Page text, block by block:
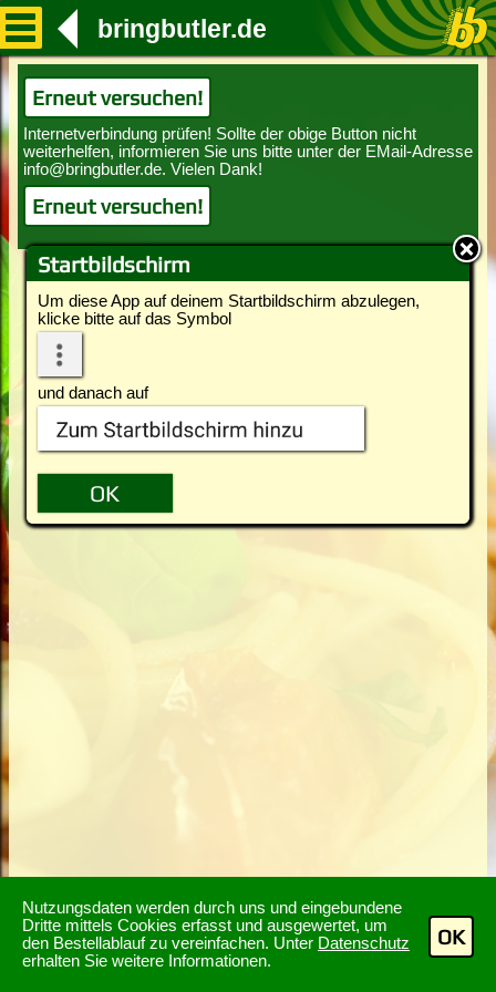
Nutzungsdaten werden durch uns und eingebundene
Dritte mittels Cookies erfasst und ausgewertet, um
den Bestellablauf zu vereinfachen. Unter Datenschutz
erhalten Sie weitere Informationen.
OK
Startbildschirm
Um diese App auf deinem Startbildschirm abzulegen,
klicke bitte auf das Symbol
und danach auf
bringbutler.de
Erneut versuchen!
Erneut versuchen!